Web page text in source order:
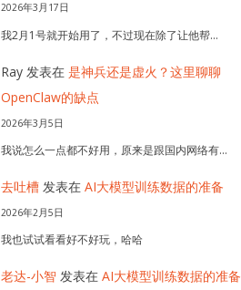
2026年3月17日
我2月1号就开始用了，不过现在除了让他帮…
Ray 发表在 是神兵还是虚火？这里聊聊
OpenClaw的缺点
2026年3月5日
我说怎么一点都不好用，原来是跟国内网络有…
去吐槽 发表在 AI大模型训练数据的准备
2026年2月5日
我也试试看看好不好玩，哈哈
老达-小智 发表在 AI大模型训练数据的准备